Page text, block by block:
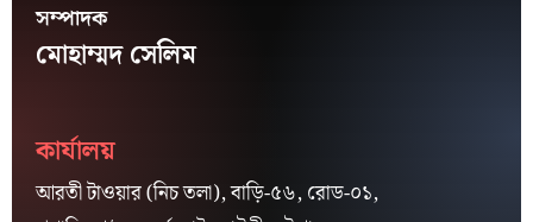
সম্পাদক
মোহাম্মদ সেলিম
কার্যালয়
আরতী টাওয়ার (নিচ তলা), বাড়ি-৫৬, রোড-০১,